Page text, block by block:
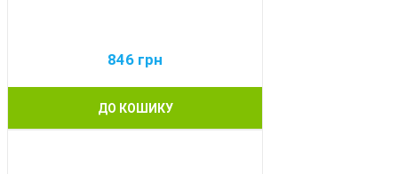
846 грн
ДО КОШИКУ